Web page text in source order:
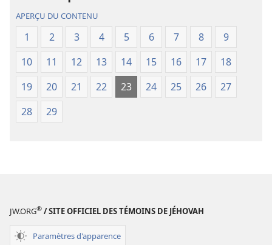
nouveau
(édition
révisée
2018)
nouveau
(édition
révisée
2018)
APERÇU DU CONTENU
1 2 3 4 5 6 7 8
9
10
11 12 13 14 15 16 17
18
19
20 21 22 23 24 25 26
27
28
29
JW.ORG® / SITE OFFICIEL DES TÉMOINS DE JÉHOVAH
Paramètres d'apparence